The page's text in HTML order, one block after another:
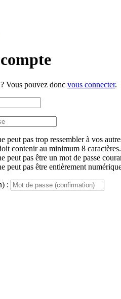
Vous pouvez donc vous connecter.
peut pas trop ressembler à vos
contenir au minimum 8 caractères.
peut pas être un mot de passe
peut pas être entièrement
: